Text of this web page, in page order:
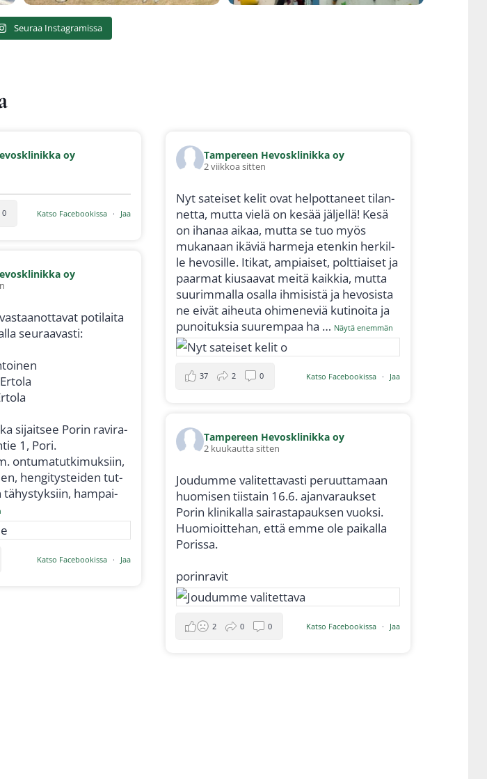
Seu­raa Ins­ta­gra­mis­sa
oy
Kat­so Face­boo­kis­sa · Jaa
0
Tam­pe­reen Hevoskli­nik­ka oy
2 viik­koa sit­ten
Nyt satei­set kelit ovat hel­pot­ta­neet tilan­
net­ta, mut­ta vie­lä on kesää jäl­jel­lä! Kesä
on iha­naa aikaa, mut­ta se tuo myös
muka­naan ikä­viä har­me­ja eten­kin her­kil­
le hevo­sil­le. Iti­kat, ampiai­set, polt­tiai­set ja
paar­mat kiusaa­vat mei­tä kaik­kia, mut­ta
suu­rim­mal­la osal­la ihmi­sis­tä ja hevo­sis­ta
ne eivät aiheu­ta ohi­me­ne­viä kuti­noi­ta ja
punoi­tuk­sia suu­rem­paa ha … Näy­tä enem­män
Kat­so Face­boo­kis­sa · Jaa
37 2 0
oy
poti­lai­ta
seu­raa­vas­ti:
sijait­see Porin ravi­ra­
1, Pori.
ontu­ma­tut­ki­muk­siin,
hen­gi­tys­tei­den tut­
tähys­tyk­siin, ham­pai­
Kat­so Face­boo­kis­sa · Jaa
Tam­pe­reen Hevoskli­nik­ka oy
2 kuu­kaut­ta sit­ten
Jou­dum­me vali­tet­ta­vas­ti peruut­ta­maan
huo­mi­sen tiis­tain 16.6. ajan­va­rauk­set
Porin kli­ni­kal­la sai­ras­ta­pauk­sen vuok­si.
Huo­mioit­te­han, että emme ole pai­kal­la
Poris­sa.
porin­ra­vit
Kat­so Face­boo­kis­sa · Jaa
2 0 0